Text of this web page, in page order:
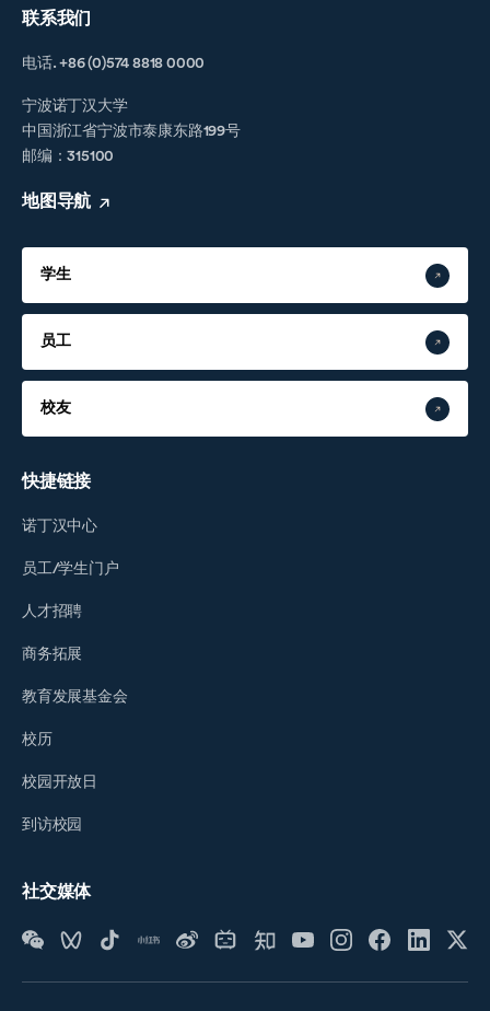
联系我们
电话. +86 (0)574 8818 0000
宁波诺丁汉大学
中国浙江省宁波市泰康东路199号
邮编：315100
地图导航
学生
员工
校友
快捷链接
诺丁汉中心
员工/学生门户
人才招聘
商务拓展
教育发展基金会
校历
校园开放日
到访校园
社交媒体